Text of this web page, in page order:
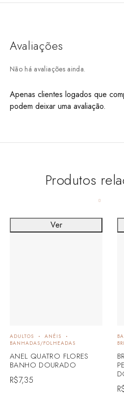
Avaliações
Não há avaliações ainda.
Apenas clientes logados que
podem deixar uma avaliação.
Produtos
ADULTOS
ANÉIS
BANHADAS/FOLHEADAS
ANEL QUATRO FLORES
BANHO DOURADO
R$7,35
Ver